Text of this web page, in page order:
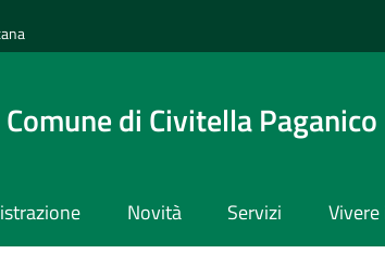
Comune di Civitella Paganico
Novità Servizi